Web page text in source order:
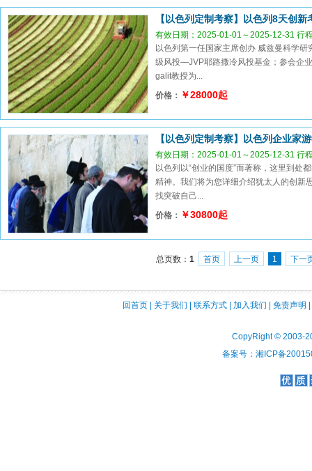
【以色列定制考察】以色列8天创新
有效日期：2025-01-01～2025-12-31 行
以色列第一任国家主席创办 威兹曼科学
级风投—JVP耶路撒冷风投基金；参会企
galit教授为...
价格： ￥28000起
【以色列定制考察】以色列企业家
有效日期：2025-01-01～2025-12-31 行
以色列以“创业的国度”而著称，这里到处
精神。我们将为您详细介绍犹太人的创新
找突破自己...
价格： ￥30800起
总页数： 1 首页 上一页 1 下一
回首页| 关于我们 联系方式| 加入我们 免责声明
CopyRight © 2003-
备案号：湘ICP备